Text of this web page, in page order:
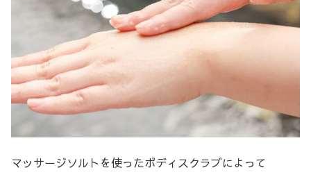
マッサージソルトを使ったボディスクラブによって